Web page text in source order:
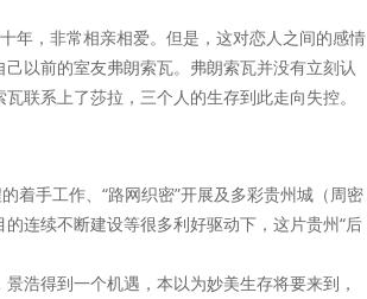
年，非常相亲相爱。但是，这对恋人之间的感情
以前的室友弗朗索瓦。弗朗索瓦并没有立刻认
联系上了莎拉，三个人的生存到此走向失控。
着手工作、“路网织密”开展及多彩贵州城（周密
连续不断建设等很多利好驱动下，这片贵州“后
浩得到一个机遇，本以为妙美生存将要来到，